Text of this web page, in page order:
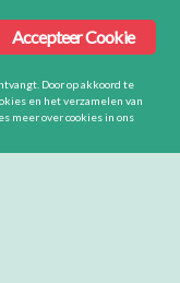
Accepteer Cookie
Door op akkoord te
en het verzamelen van
meer over cookies in ons